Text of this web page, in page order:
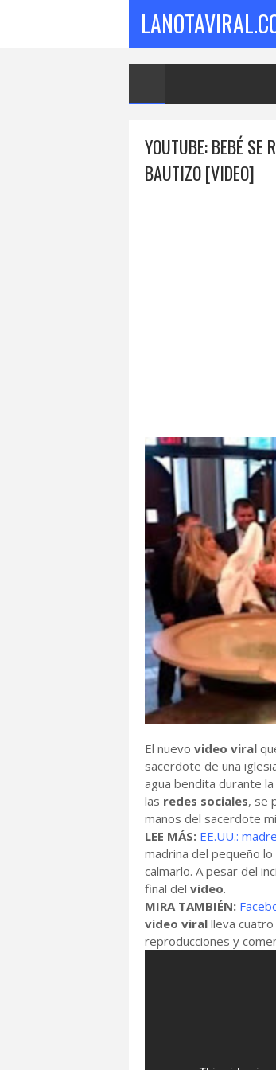
YOUTUBE: BEBÉ SE
BAUTIZO [VIDEO]
El nuevo video viral
sacerdote de una
agua bendita durante
las redes sociales, se
manos del sacerdote
LEE MÁS: EE.UU.:
madrina del pequeño
calmarlo. A pesar del
final del video.
MIRA TAMBIÉN:
video viral lleva
reproducciones y